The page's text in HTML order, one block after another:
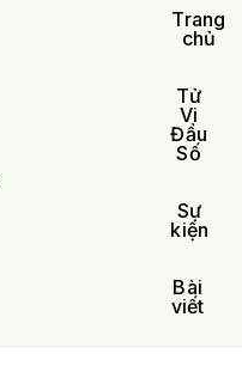
Trang
chủ
Tử
Vi
Đẩu
Số
Sự
kiện
Bài
viết